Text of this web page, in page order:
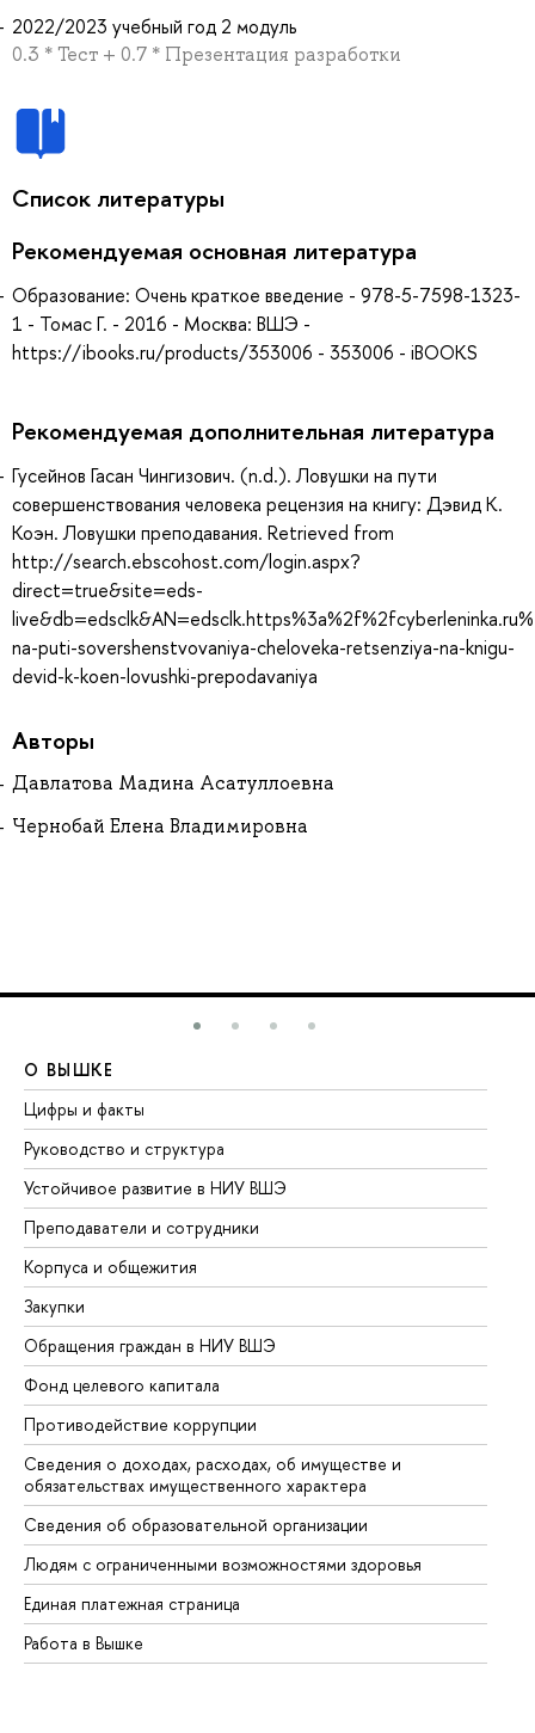
2022/2023 учебный год 2 модуль
0.3 * Тест + 0.7 * Презентация разработки
Список литературы
Рекомендуемая основная литература
Образование: Очень краткое введение - 978-5-7598-1323-
1 - Томас Г. - 2016 - Москва: ВШЭ -
https://ibooks.ru/products/353006 - 353006 - iBOOKS
Рекомендуемая дополнительная литература
Гусейнов Гасан Чингизович. (n.d.). Ловушки на пути
совершенствования человека рецензия на книгу: Дэвид К.
Коэн. Ловушки преподавания. Retrieved from
http://search.ebscohost.com/login.aspx?
direct=true&site=eds-
na-puti-sovershenstvovaniya-cheloveka-retsenziya-na-knigu-
devid-k-koen-lovushki-prepodavaniya
Авторы
Давлатова Мадина Асатуллоевна
Чернобай Елена Владимировна
О ВЫШКЕ
Цифры и факты
Руководство и структура
Устойчивое развитие в НИУ ВШЭ
Преподаватели и сотрудники
Корпуса и общежития
Закупки
Обращения граждан в НИУ ВШЭ
Фонд целевого капитала
Противодействие коррупции
Сведения о доходах, расходах, об имуществе и
обязательствах имущественного характера
Сведения об образовательной организации
Людям с ограниченными возможностями здоровья
Единая платежная страница
Работа в Вышке